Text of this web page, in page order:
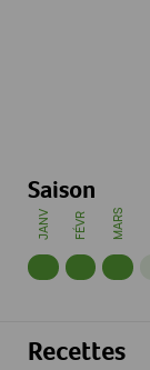
Saison
JANV FÉVR MARS
Recettes